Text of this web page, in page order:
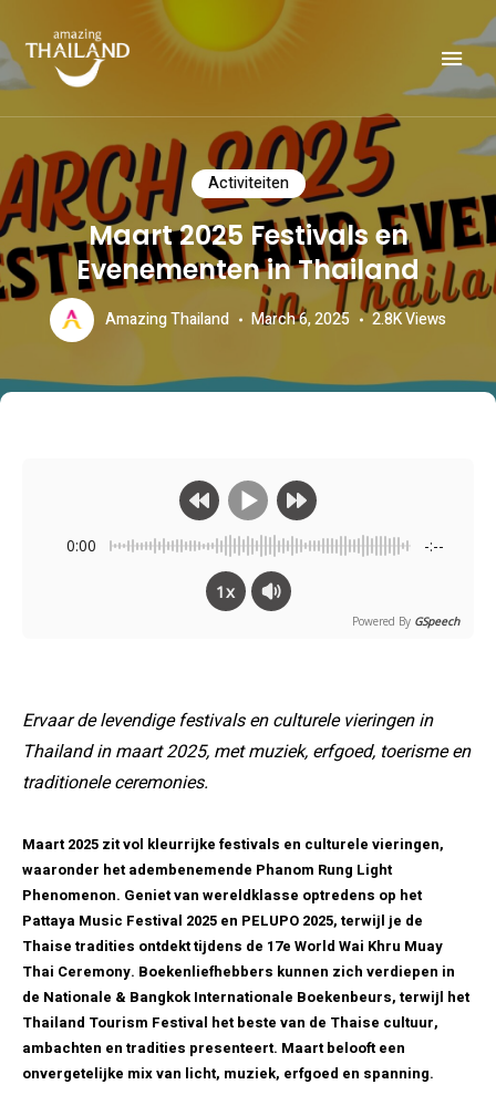
Officiële website van de Toeristische Autoriteit van Thailand.
Activiteiten
Maart 2025 Festivals en
Evenementen in Thailand
Amazing Thailand March 6, 2025 2.8KViews
0:00 -:--
1x
Powered By GSpeech
Ervaar de levendige festivals en culturele vieringen in
Thailand in maart 2025, met muziek, erfgoed, toerisme en
traditionele ceremonies.
Maart 2025 zit vol kleurrijke festivals en culturele vieringen,
waaronder het adembenemende Phanom Rung Light
Phenomenon. Geniet van wereldklasse optredens op het
Pattaya Music Festival 2025 en PELUPO 2025, terwijl je de
Thaise tradities ontdekt tijdens de 17e World Wai Khru Muay
Thai Ceremony. Boekenliefhebbers kunnen zich verdiepen in
de Nationale & Bangkok Internationale Boekenbeurs, terwijl het
Thailand Tourism Festival het beste van de Thaise cultuur,
ambachten en tradities presenteert. Maart belooft een
onvergetelijke mix van licht, muziek, erfgoed en spanning.